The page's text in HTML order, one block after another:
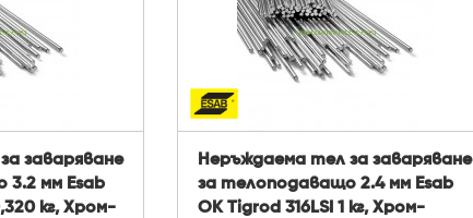
заваряване
3.2 мм Esab
кг, Хром-
Неръждаема тел за заваряване
за телоподаващо 2.4 мм Esab
OK Tigrod 316LSI 1 кг, Хром-